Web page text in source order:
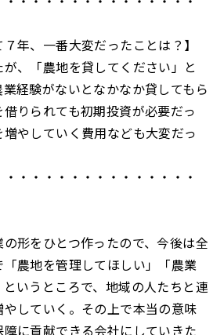
７年、一番大変だったことは？】
、「農地を貸してください」と
経験がないとなかなか貸してもら
りられても初期投資が必要だっ
やしていく費用なども大変だっ
・・・・・・・・・・・・・・
形をひとつ作ったので、今後は全
農地を管理してほしい」「農業
いうところで、地域の人たちと連
していく。その上で本当の意味
に貢献できる会社にしていきた